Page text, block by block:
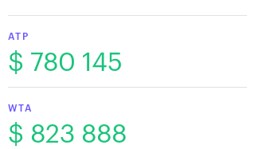
ATP
$ 780 145
WTA
$ 823 888